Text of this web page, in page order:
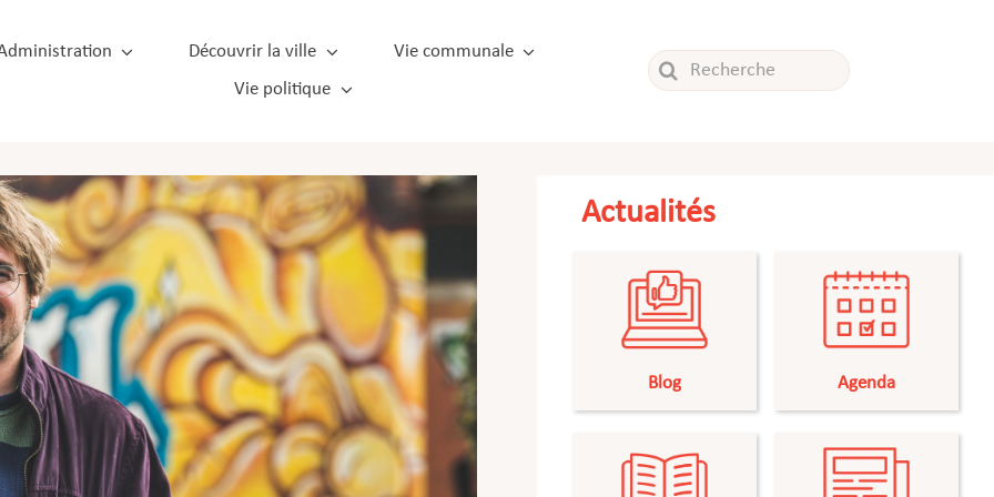
Découvrir la ville
Vie communale
Vie politique
Rechercher:
Actualités
Blog Agenda